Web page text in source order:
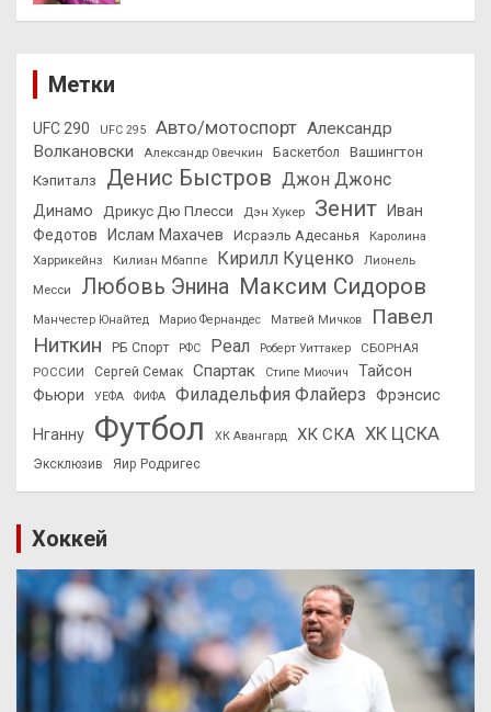
Метки
UFC 290 UFC 295 Авто/мотоспорт Александр
Волкановски
Александр Овечкин Баскетбол
Вашингтон
Кэпиталз
Денис Быстров Джон Джонс
Динамо Дрикус Дю Плесси Дэн Хукер Зенит
Иван
Федотов
Ислам Махачев Исраэль Адесанья
Каролина
Харрикейнз
Килиан Мбаппе Кирилл Куценко
Лионель
Месси
Любовь Энина Максим Сидоров
Манчестер Юнайтед Марио Фернандес Матвей Мичков
Павел
Ниткин
РБ Спорт РФС Реал Роберт Уиттакер
СБОРНАЯ
РОССИИ
Сергей Семак Спартак Стипе Миочич
Тайсон
Фьюри
УЕФА ФИФА Филадельфия Флайерз Фрэнсис
Нганну Футбол ХК Авангард ХК СКА ХК ЦСКА
Эксклюзив Яир Родригес
Хоккей